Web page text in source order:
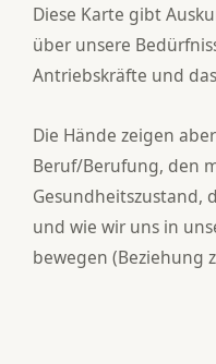
Diese Karte gibt
über unsere
Antriebskräfte und
Die Hände zeigen
Beruf/Berufung, den
Gesundheitszustand,
und wie wir uns in
bewegen (Beziehung